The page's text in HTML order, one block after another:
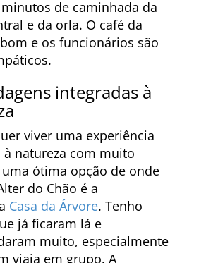
de caminhada da
e da orla. O café da
e os funcionários são
integradas à
viver uma experiência
à natureza com muito
ótima opção de onde
do Chão é a
Casa da Árvore. Tenho
já ficaram lá e
muito, especialmente
viaja em grupo. A